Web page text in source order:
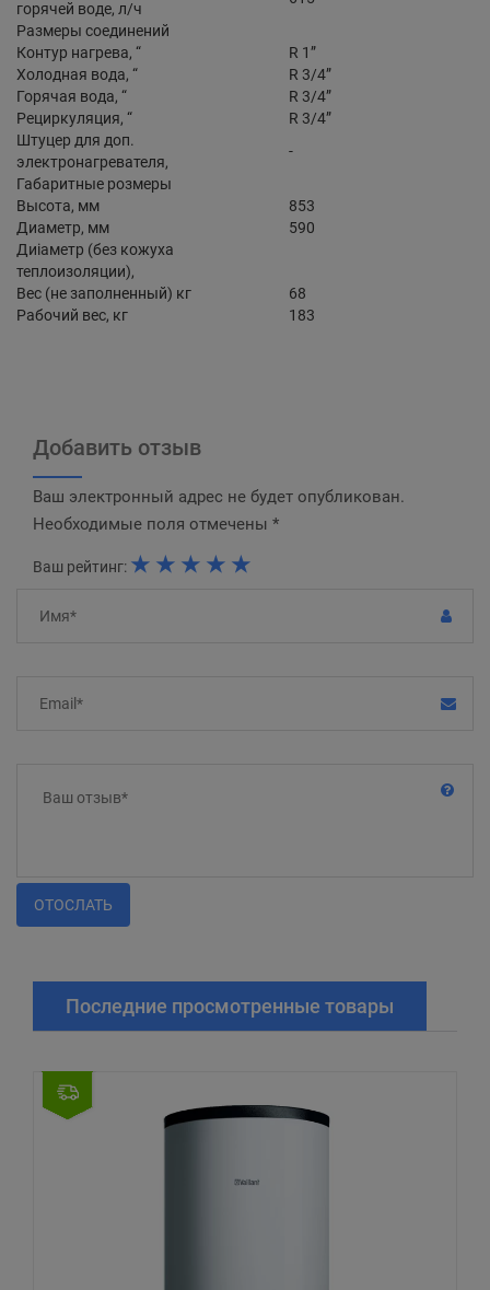
горячей воде, л/ч
Размеры соединений
Контур нагрева, “
R 1”
Холодная вода, “
R 3/4”
Горячая вода, “
R 3/4”
Рециркуляция, “
R 3/4”
Штуцер для доп.
электронагревателя,
-
Габаритные розмеры
Высота, мм
853
Диаметр, мм
590
Диіаметр (без кожуха
теплоизоляции),
Вес (не заполненный) кг
68
Рабочий вес, кг
183
Добавить отзыв
Ваш электронный адрес не будет опубликован.
Необходимые поля отмечены *
Ваш рейтинг: ★ ★ ★ ★ ★
ОТОСЛАТЬ
Последние просмотренные товары